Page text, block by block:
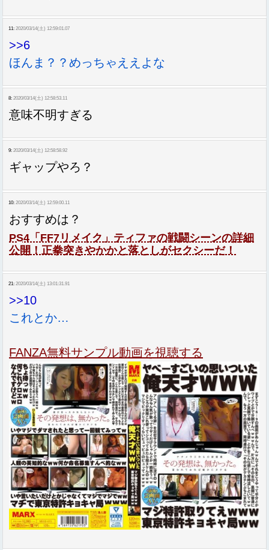
11: 2020/03/14(土) 12:59:01.07
>>6
ほんま？？めっちゃええよな
8: 2020/03/14(土) 12:58:53.11
意味不明すぎる
9: 2020/03/14(土) 12:58:58.92
ギャップやろ？
10: 2020/03/14(土) 12:59:00.11
おすすめは？
PS4「FF7リメイク」ティファの戦闘シーンの詳細
公開！正拳突きやかかと落としがセクシーだ！
21: 2020/03/14(土) 13:01:31.91
>>10
これとか…
FANZA無料サンプル動画を視聴する